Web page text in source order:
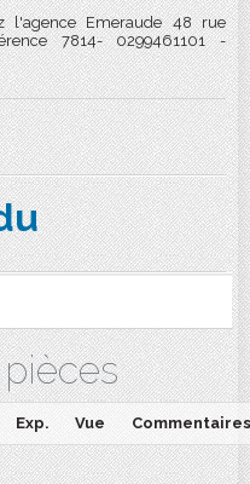
l'agence Emeraude 48 rue
7814- 0299461101 -
Exp. Vue